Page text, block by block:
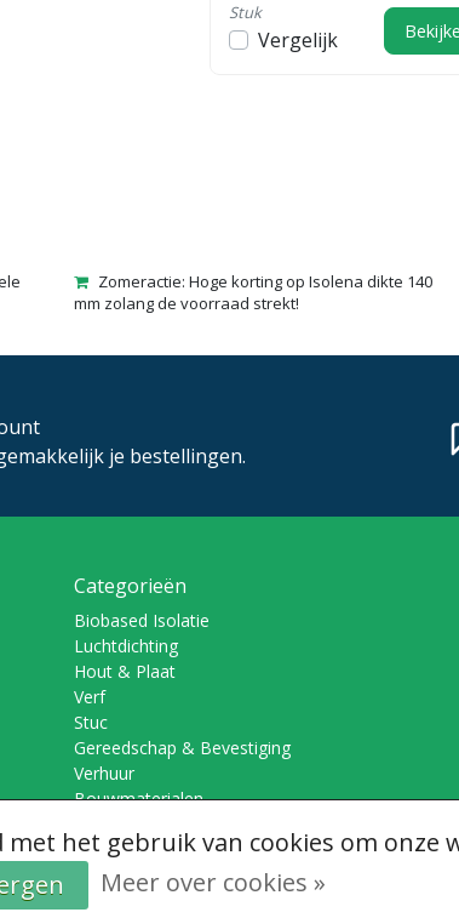
Stuk
Vergelijk
Zomeractie: Hoge korting op Isolena dikte 140
mm zolang de voorraad strekt!
je bestellingen.
Categorieën
Biobased Isolatie
Luchtdichting
Hout & Plaat
Verf
Stuc
Gereedschap & Bevestiging
Verhuur
Bouwmaterialen
het gebruik van cookies om onze
Meer over cookies »